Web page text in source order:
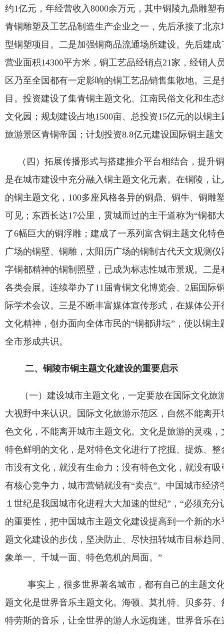
约1亿元，年经营收入8000余万元，其中铜陵九鼎雕塑
青铜雕塑及工艺品制造生产企业之一，先后承接了北
型铜塑项目。二是加强铜商品流通场所建设。先后建
营业面积14300平方米，铜工艺品经销点21家，经销人
区乃至全国都有一定影响的铜工艺品销售集散地。三
目。投资建设了集青铜主题文化、江南民俗文化和生
文化园；规划建设占地1500亩、总投资15亿元的以铜
旅游景区青铜帝国；计划投资8.8亿元建设国际铜主题
（四）拓展传播形式与搭建推介平台相结合，提升
是在城市建设中充分融入铜主题文化元素。在铜陵，
的铜主题文化， 100多座风格各异的铜鼎、铜牛、铜雕
可见；东西长达17公里，贯城而过的主干道称为“铜都
了6幅巨大的铜浮雕；建成了一系列富含铜主题文化特
广场的铜壁、铜雕，太阳历广场的铜制古代天文观测
字铜都精神的铜制照壁，已成为标志性城市景观。二
各类会展。连续举办了11届青铜文化博览会、 2届国际
际学术会议。三是不断丰富媒体宣传形式，在媒体公
文化精神，创办面向全体市民的“铜都讲坛” ，使以铜
全市形成共识。
二、铜陵市铜主题文化建设的重要启示
（一）建设城市主题文化，一定要放在国际文化旅
大视野中来认识。国际文化旅游示范区，自然不能离
色文化，不能离开城市主题文化。文化是旅游的灵魂
特色鲜明的文化，是对特色文化进行了挖掘、提炼、
市没有文化，就没有生命力；没有特色文化，就没有
有核心竞争力，城市营销就没有“卖点”。中国城市经济
１世纪是我国城市化进程大大加速的世纪” ， “必须充分
的重要性，把中国城市主题文化建设提高到一个新的水
题文化建设的步伐，坚决防止、尽快扭转城市目标趋
象单一、千城一面、特色危机的局面。 ”
事实上，很多世界著名城市，都有自己的主题文化
题文化是世界音乐主题文化。海顿、莫扎特、贝多芬
特劳斯的音乐，让全世界的游人永远痴迷。世界音乐